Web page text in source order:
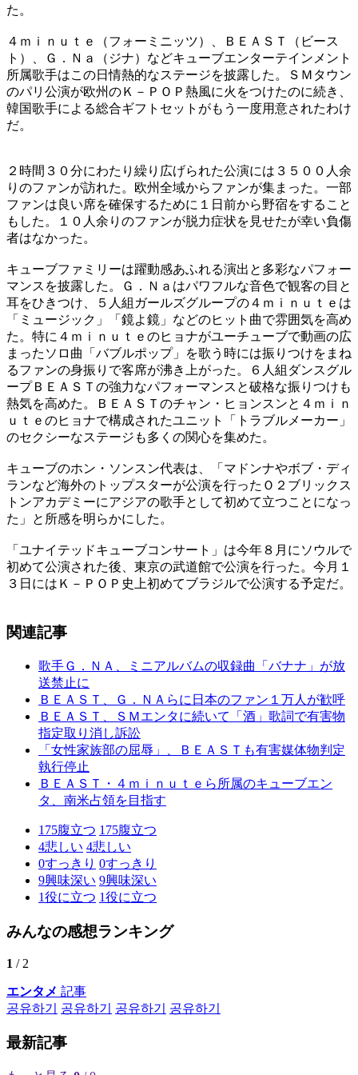
た。
４ｍｉｎｕｔｅ（フォーミニッツ）、ＢＥＡＳＴ（ビース
ト）、Ｇ．Ｎａ（ジナ）などキューブエンターテインメント
所属歌手はこの日情熱的なステージを披露した。ＳＭタウン
のパリ公演が欧州のＫ－ＰＯＰ熱風に火をつけたのに続き、
韓国歌手による総合ギフトセットがもう一度用意されたわけ
だ。
２時間３０分にわたり繰り広げられた公演には３５００人余
りのファンが訪れた。欧州全域からファンが集まった。一部
ファンは良い席を確保するために１日前から野宿をすること
もした。１０人余りのファンが脱力症状を見せたが幸い負傷
者はなかった。
キューブファミリーは躍動感あふれる演出と多彩なパフォー
マンスを披露した。Ｇ．Ｎａはパワフルな音色で観客の目と
耳をひきつけ、５人組ガールズグループの４ｍｉｎｕｔｅは
「ミュージック」「鏡よ鏡」などのヒット曲で雰囲気を高め
た。特に４ｍｉｎｕｔｅのヒョナがユーチューブで動画の広
まったソロ曲「バブルポップ」を歌う時には振りつけをまね
るファンの身振りで客席が沸き上がった。６人組ダンスグル
ープＢＥＡＳＴの強力なパフォーマンスと破格な振りつけも
熱気を高めた。ＢＥＡＳＴのチャン・ヒョンスンと４ｍｉｎ
ｕｔｅのヒョナで構成されたユニット「トラブルメーカー」
のセクシーなステージも多くの関心を集めた。
キューブのホン・ソンスン代表は、「マドンナやボブ・ディ
ランなど海外のトップスターが公演を行ったＯ２ブリックス
トンアカデミーにアジアの歌手として初めて立つことになっ
た」と所感を明らかにした。
「ユナイテッドキューブコンサート」は今年８月にソウルで
初めて公演された後、東京の武道館で公演を行った。今月１
３日にはＫ－ＰＯＰ史上初めてブラジルで公演する予定だ。
関連記事
歌手Ｇ．ＮＡ、ミニアルバムの収録曲「バナナ」が放
送禁止に
ＢＥＡＳＴ、Ｇ．ＮＡらに日本のファン１万人が歓呼
ＢＥＡＳＴ、ＳＭエンタに続いて「酒」歌詞で有害物
指定取り消し訴訟
「女性家族部の屈辱」、ＢＥＡＳＴも有害媒体物判定
執行停止
ＢＥＡＳＴ・４ｍｉｎｕｔｅら所属のキューブエン
タ、南米占領を目指す
175腹立つ 175腹立つ
4悲しい 4悲しい
0すっきり 0すっきり
9興味深い 9興味深い
1役に立つ 1役に立つ
みんなの感想ランキング
1 / 2
エンタメ 記事
공유하기
공유하기 공유하기 공유하기
最新記事